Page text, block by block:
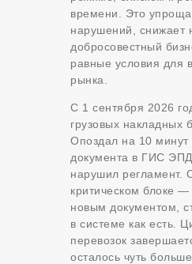
времени. Это
нарушений, снижает
добросовестный
равные условия для
рынка.
С 1 сентября 2026
грузовых накладных
Опоздал на 10 минут
документа в ГИС
нарушил регламент.
критическом блоке —
новым документом,
в системе как есть.
перевозок
осталось чуть